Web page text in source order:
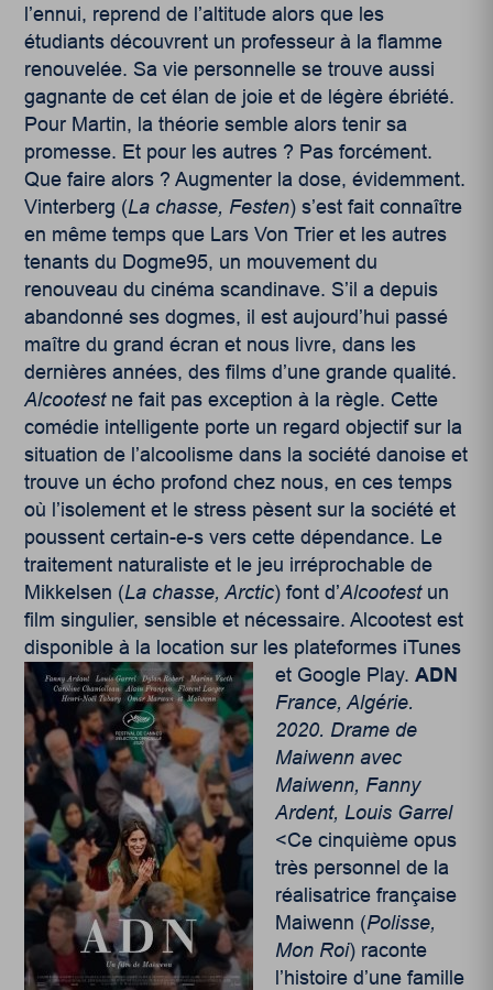
l’ennui, reprend de l’altitude alors que les
étudiants découvrent un professeur à la flamme
renouvelée. Sa vie personnelle se trouve aussi
gagnante de cet élan de joie et de légère ébriété.
Pour Martin, la théorie semble alors tenir sa
promesse. Et pour les autres ? Pas forcément.
Que faire alors ? Augmenter la dose, évidemment.
Vinterberg (La chasse, Festen) s’est fait connaître
en même temps que Lars Von Trier et les autres
tenants du Dogme95, un mouvement du
renouveau du cinéma scandinave. S’il a depuis
abandonné ses dogmes, il est aujourd’hui passé
maître du grand écran et nous livre, dans les
dernières années, des films d’une grande qualité.
Alcootestne fait pas exception à la règle. Cette
comédie intelligente porte un regard objectif sur la
situation de l’alcoolisme dans la société danoise et
trouve un écho profond chez nous, en ces temps
où l’isolement et le stress pèsent sur la société et
poussent certain-e-s vers cette dépendance. Le
traitement naturaliste et le jeu irréprochable de
Mikkelsen (La chasse, Arctic) font d’Alcootestun
film singulier, sensible et nécessaire. Alcootest est
disponible à la location sur les plateformes iTunes
et Google Play.ADN
France, Algérie.
2020. Drame de
Maiwenn avec
Maiwenn, Fanny
Ardent, Louis Garrel
<Ce cinquième opus
très personnel de la
réalisatrice française
Maiwenn (Polisse,
Mon Roi) raconte
l’histoire d’une famille